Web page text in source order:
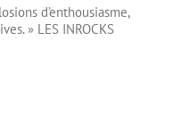
d’enthousiasme,
» LES INROCKS